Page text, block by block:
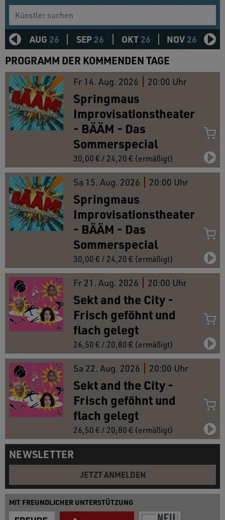
Künstler suchen
AUG 26 SEP26 OKT26 NOV26
PROGRAMM DER KOMMENDEN TAGE
Fr 14. Aug. 2026 20:00 Uhr
Springmaus
Improvisationstheater
- BÄÄM - Das
Sommerspecial
30,00 € / 24,20 € (ermäßigt)
Sa 15. Aug. 2026 20:00 Uhr
Springmaus
Improvisationstheater
- BÄÄM - Das
Sommerspecial
30,00 € / 24,20 € (ermäßigt)
Fr 21. Aug. 2026 20:00 Uhr
Sekt and the City -
Frisch geföhnt und
flach gelegt
26,50 € / 20,80 € (ermäßigt)
Sa 22. Aug. 2026 20:00 Uhr
Sekt and the City -
Frisch geföhnt und
flach gelegt
26,50 € / 20,80 € (ermäßigt)
NEWSLETTER
JETZT ANMELDEN
MIT FREUNDLICHER UNTERSTÜTZUNG